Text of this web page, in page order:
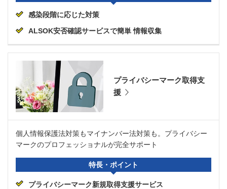
感染段階に応じた対策
ALSOK安否確認サービスで簡単 情報収集
プライバシーマーク取得支
援
個人情報保護法対策もマイナンバー法対策も。プライバシー
マークのプロフェッショナルが完全サポート
特長・ポイント
プライバシーマーク新規取得支援サービス